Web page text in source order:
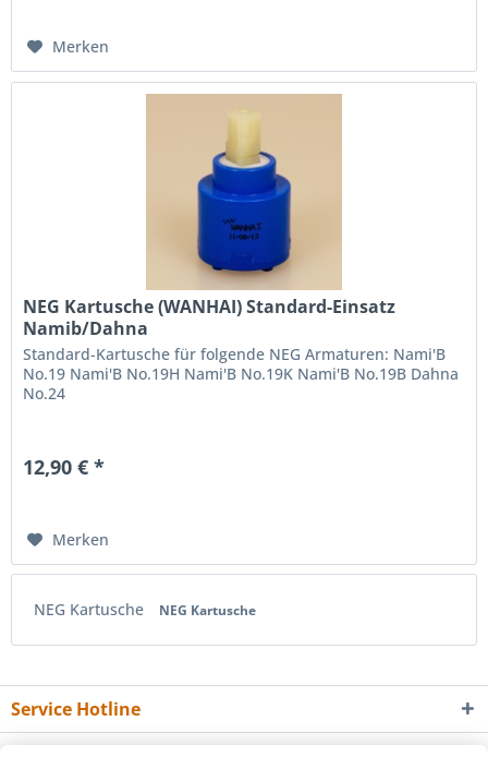
Merken
NEG Kartusche (WANHAI) Standard-Einsatz
Namib/Dahna
Standard-Kartusche für folgende NEG Armaturen: Nami'B
No.19 Nami'B No.19H Nami'B No.19K Nami'B No.19B Dahna
No.24
12,90 € *
Merken
NEG Kartusche NEG Kartusche
Service Hotline